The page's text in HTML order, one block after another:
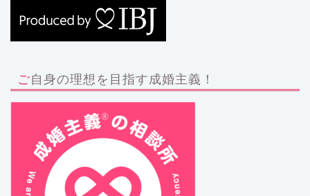
ご自身の理想を目指す成婚主義！